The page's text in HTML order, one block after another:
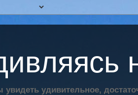
увидеть удивительное,